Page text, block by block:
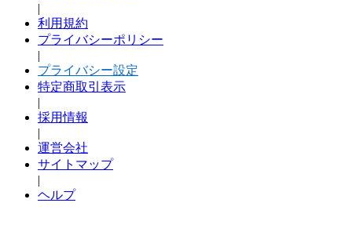
|
利用規約
プライバシーポリシー
|
プライバシー設定
特定商取引表示
|
採用情報
|
運営会社
サイトマップ
|
ヘルプ